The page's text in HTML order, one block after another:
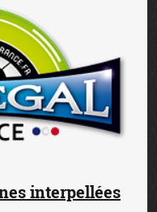
interpellées